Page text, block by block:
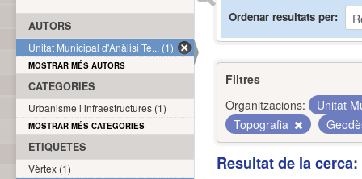
Ordenar resultats per
Filtres
Organitzacions:
Unitat
Topografia
Resultat de la
AUTORS
Unitat Municipal d'Anàlisi Te... (1)
MOSTRAR MÉS AUTORS
CATEGORIES
Urbanisme i infraestructures (1)
MOSTRAR MÉS CATEGORIES
ETIQUETES
Vèrtex (1)